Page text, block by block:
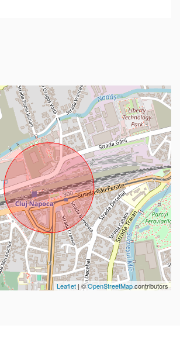
Leaflet | ©OpenStreetMapcontributors